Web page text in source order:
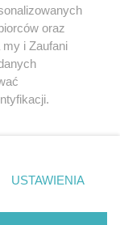
oraz
my i Zaufani
prywatności
zgody
USTAWIENIA